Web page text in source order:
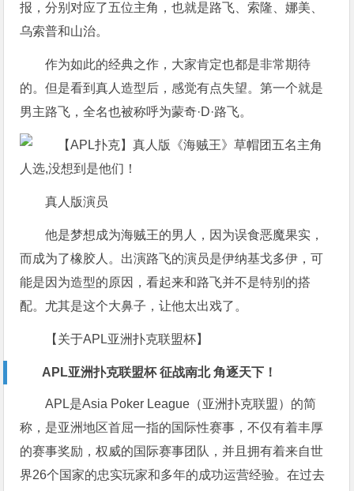
报，分别对应了五位主角，也就是路飞、索隆、娜美、
乌索普和山治。
作为如此的经典之作，大家肯定也都是非常期待
的。但是看到真人造型后，感觉有点失望。第一个就是
男主路飞，全名也被称呼为蒙奇·D·路飞。
真人版演员
他是梦想成为海贼王的男人，因为误食恶魔果实，
而成为了橡胶人。出演路飞的演员是伊纳基戈多伊，可
能是因为造型的原因，看起来和路飞并不是特别的搭
配。尤其是这个大鼻子，让他太出戏了。
【关于APL亚洲扑克联盟杯】
APL亚洲扑克联盟杯 征战南北 角逐天下！
APL是Asia Poker League（亚洲扑克联盟）的简
称，是亚洲地区首屈一指的国际性赛事，不仅有着丰厚
的赛事奖励，权威的国际赛事团队，并且拥有着来自世
界26个国家的忠实玩家和多年的成功运营经验。在过去